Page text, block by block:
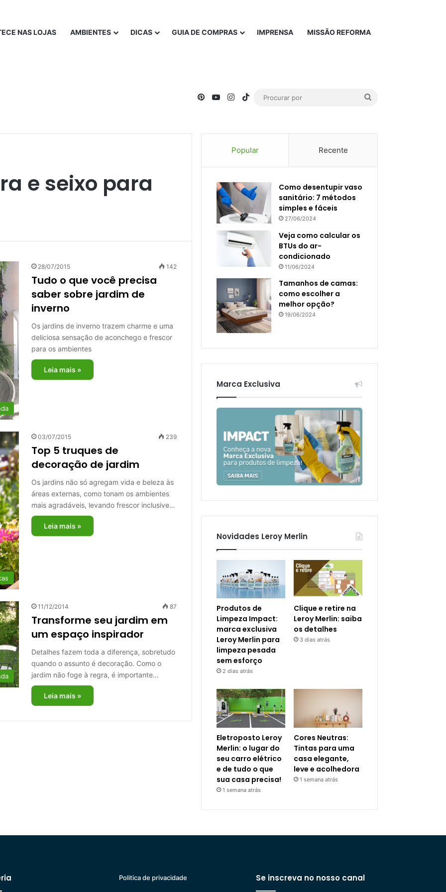
NAS LOJAS AMBIENTES DICAS GUIA DE COMPRAS IMPRENSA MISSÃO REFORMA
PinterestYouTubeInstagram
TikTok
e seixo para
28/07/2015 142
Tudo o que você precisa
saber sobre jardim de
inverno
Os jardins de inverno trazem charme e uma
deliciosa sensação de aconchego e frescor
para os ambientes
Leia mais »
03/07/2015 239
Top 5 truques de
decoração de jardim
Os jardins não só agregam vida e beleza às
áreas externas, como tonam os ambientes
mais agradáveis, levando frescor inclusive…
Leia mais »
11/12/2014 87
Transforme seu jardim em
um espaço inspirador
Detalhes fazem toda a diferença, sobretudo
quando o assunto é decoração. Como o
jardim não foge à regra, é importante…
Leia mais »
Popular Recente
Como desentupir vaso
sanitário: 7 métodos
simples e fáceis
27/06/2024
Veja como calcular os
BTUs do ar-
condicionado
11/06/2024
Tamanhos de camas:
como escolher a
melhor opção?
19/06/2024
Marca Exclusiva
Novidades Leroy Merlin
Produtos de
Limpeza Impact:
marca exclusiva
Leroy Merlin para
limpeza pesada
sem esforço
2 dias atrás
Clique e retire na
Leroy Merlin: saiba
os detalhes
3 dias atrás
Eletroposto Leroy
Merlin: o lugar do
seu carro elétrico
e de tudo o que
sua casa precisa!
1 semana atrás
Cores Neutras:
Tintas para uma
casa elegante,
leve e acolhedora
1 semana atrás
Politica de privacidade Se inscreva no nosso canal